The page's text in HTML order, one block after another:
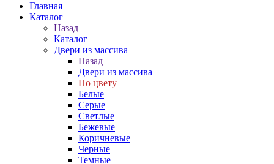
Главная
Каталог
Назад
Каталог
Двери из массива
Назад
Двери из массива
По цвету
Белые
Серые
Светлые
Бежевые
Коричневые
Черные
Темные